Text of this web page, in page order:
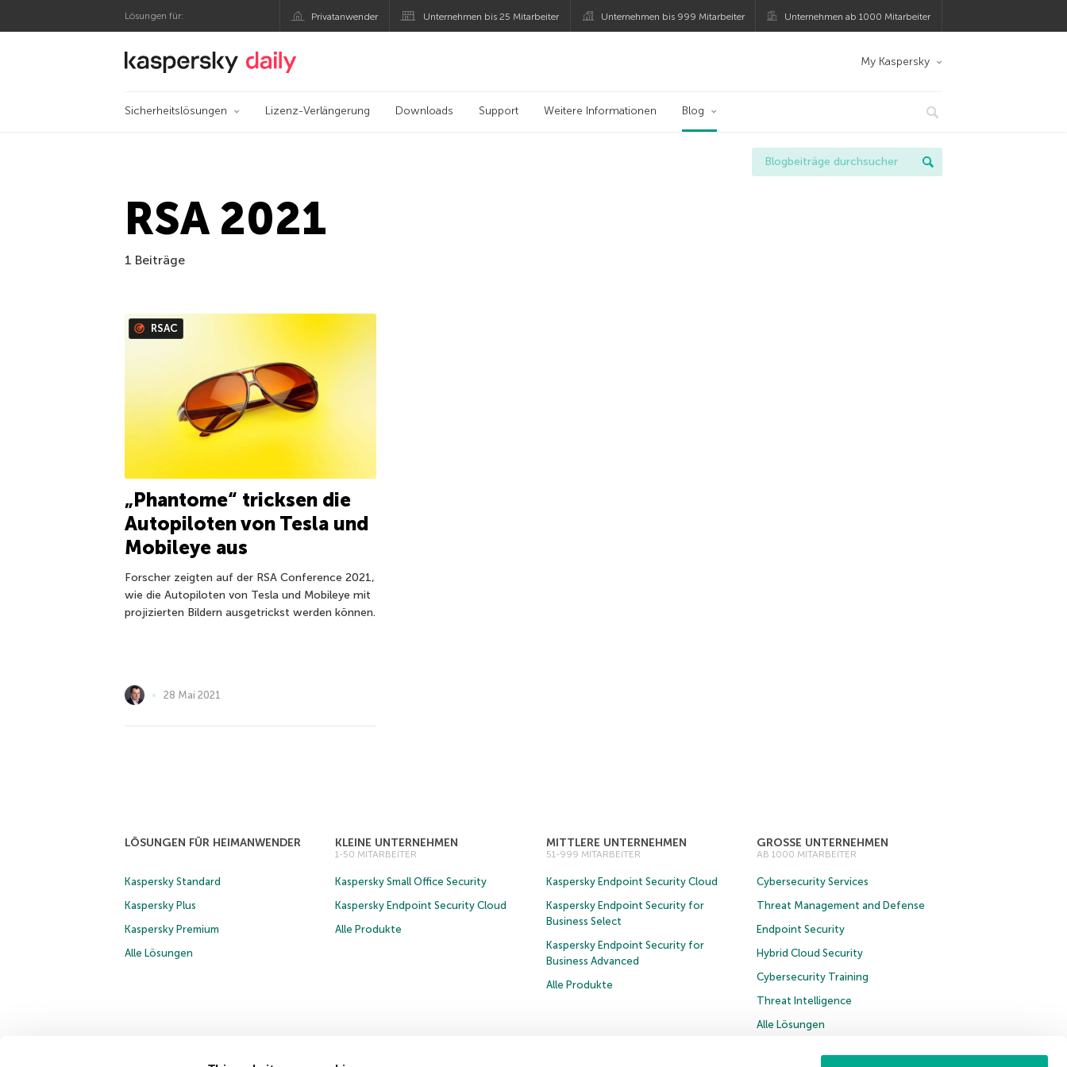
Lösungen für: Privatanwender Unternehmen bis 25 Mitarbeiter Unternehmen bis 999 Mitarbeiter Unternehmen ab 1000 Mitarbeiter
Offizieller Blog von Kaspersky My Kaspersky
Sicherheitslösungen Lizenz-Verlängerung Downloads Support Weitere Informationen Blog
RSA 2021
1 Beiträge
RSAC
„Phantome“ tricksen die
Autopiloten von Tesla und
Mobileye aus
Forscher zeigten auf der RSA Conference 2021,
wie die Autopiloten von Tesla und Mobileye mit
projizierten Bildern ausgetrickst werden können.
28 Mai 2021
LÖSUNGEN FÜR HEIMANWENDER
Kaspersky Standard
Kaspersky Plus
Kaspersky Premium
Alle Lösungen
KLEINE UNTERNEHMEN
1-50 MITARBEITER
Kaspersky Small Office Security
Kaspersky Endpoint Security Cloud
Alle Produkte
MITTLERE UNTERNEHMEN
51-999 MITARBEITER
Kaspersky Endpoint Security Cloud
Kaspersky Endpoint Security for
Business Select
Kaspersky Endpoint Security for
Business Advanced
Alle Produkte
GROSSE UNTERNEHMEN
AB 1000 MITARBEITER
Cybersecurity Services
Threat Management and Defense
Endpoint Security
Hybrid Cloud Security
Cybersecurity Training
Threat Intelligence
Alle Lösungen